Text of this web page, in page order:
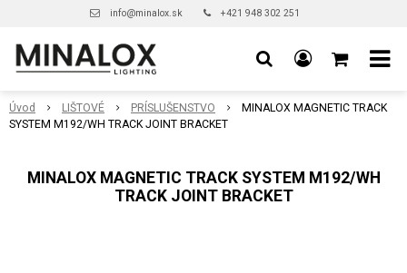
info@minalox.sk +421 948 302 251
Úvod LIŠTOVÉ PRÍSLUŠENSTVO
MINALOX MAGNETIC TRACK
SYSTEM M192/WH TRACK JOINT BRACKET
MINALOX MAGNETIC TRACK SYSTEM M192/WH
TRACK JOINT BRACKET